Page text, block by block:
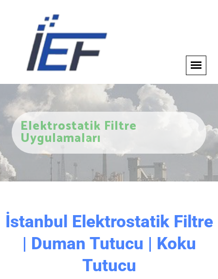
Elektrostatik Filtre
Uygulamaları
İstanbul Elektrostatik Filtre
| Duman Tutucu | Koku
Tutucu